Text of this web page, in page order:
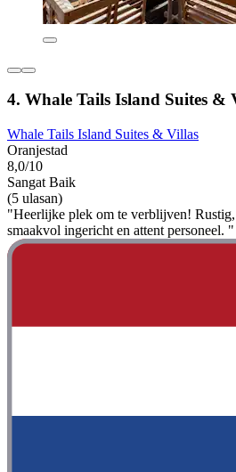
4. Whale Tails Island Suites &
Whale Tails Island Suites & Villas
Oranjestad
8,0/10
Sangat Baik
(5 ulasan)
"Heerlijke plek om te verblijven!
smaakvol ingericht en attent personeel. "